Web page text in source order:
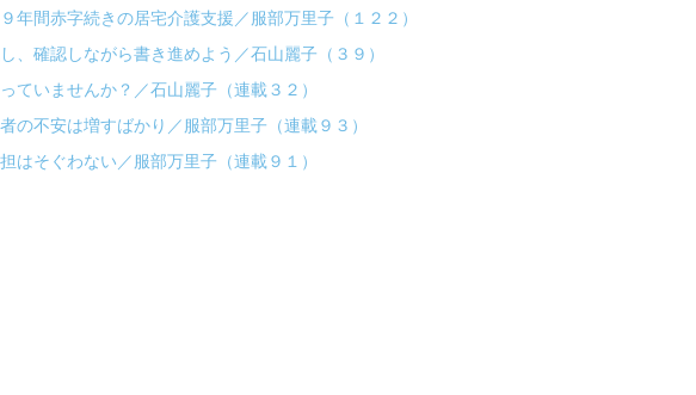
年間赤字続きの居宅介護支援／服部万里子（１２２）
、確認しながら書き進めよう／石山麗子（３９）
ていませんか？／石山麗子（連載３２）
の不安は増すばかり／服部万里子（連載９３）
はそぐわない／服部万里子（連載９１）